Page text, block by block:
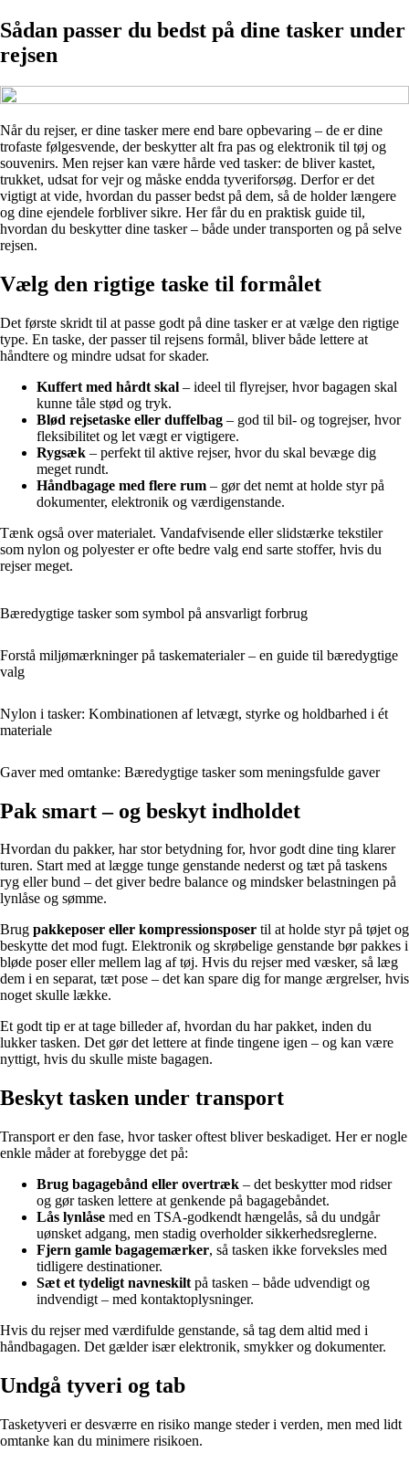
Sådan passer du bedst på dine tasker under
rejsen
Når du rejser, er dine tasker mere end bare opbevaring – de er dine
trofaste følgesvende, der beskytter alt fra pas og elektronik til tøj og
souvenirs. Men rejser kan være hårde ved tasker: de bliver kastet,
trukket, udsat for vejr og måske endda tyveriforsøg. Derfor er det
vigtigt at vide, hvordan du passer bedst på dem, så de holder længere
og dine ejendele forbliver sikre. Her får du en praktisk guide til,
hvordan du beskytter dine tasker – både under transporten og på selve
rejsen.
Vælg den rigtige taske til formålet
Det første skridt til at passe godt på dine tasker er at vælge den rigtige
type. En taske, der passer til rejsens formål, bliver både lettere at
håndtere og mindre udsat for skader.
Kuffert med hårdt skal – ideel til flyrejser, hvor bagagen skal
kunne tåle stød og tryk.
Blød rejsetaske eller duffelbag – god til bil- og togrejser, hvor
fleksibilitet og let vægt er vigtigere.
Rygsæk – perfekt til aktive rejser, hvor du skal bevæge dig
meget rundt.
Håndbagage med flere rum – gør det nemt at holde styr på
dokumenter, elektronik og værdigenstande.
Tænk også over materialet. Vandafvisende eller slidstærke tekstiler
som nylon og polyester er ofte bedre valg end sarte stoffer, hvis du
rejser meget.
Bæredygtige tasker som symbol på ansvarligt forbrug
Forstå miljømærkninger på taskematerialer – en guide til bæredygtige
valg
Nylon i tasker: Kombinationen af letvægt, styrke og holdbarhed i ét
materiale
Gaver med omtanke: Bæredygtige tasker som meningsfulde gaver
Pak smart – og beskyt indholdet
Hvordan du pakker, har stor betydning for, hvor godt dine ting klarer
turen. Start med at lægge tunge genstande nederst og tæt på taskens
ryg eller bund – det giver bedre balance og mindsker belastningen på
lynlåse og sømme.
Brug pakkeposer eller kompressionsposer til at holde styr på tøjet og
beskytte det mod fugt. Elektronik og skrøbelige genstande bør pakkes i
bløde poser eller mellem lag af tøj. Hvis du rejser med væsker, så læg
dem i en separat, tæt pose – det kan spare dig for mange ærgrelser, hvis
noget skulle lække.
Et godt tip er at tage billeder af, hvordan du har pakket, inden du
lukker tasken. Det gør det lettere at finde tingene igen – og kan være
nyttigt, hvis du skulle miste bagagen.
Beskyt tasken under transport
Transport er den fase, hvor tasker oftest bliver beskadiget. Her er nogle
enkle måder at forebygge det på:
Brug bagagebånd eller overtræk – det beskytter mod ridser
og gør tasken lettere at genkende på bagagebåndet.
Lås lynlåse med en TSA-godkendt hængelås, så du undgår
uønsket adgang, men stadig overholder sikkerhedsreglerne.
Fjern gamle bagagemærker, så tasken ikke forveksles med
tidligere destinationer.
Sæt et tydeligt navneskilt på tasken – både udvendigt og
indvendigt – med kontaktoplysninger.
Hvis du rejser med værdifulde genstande, så tag dem altid med i
håndbagagen. Det gælder især elektronik, smykker og dokumenter.
Undgå tyveri og tab
Tasketyveri er desværre en risiko mange steder i verden, men med lidt
omtanke kan du minimere risikoen.